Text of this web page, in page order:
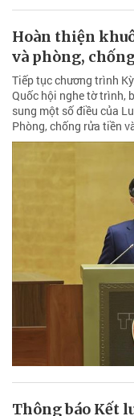
Hoàn thiện
và phòng,
Tiếp tục chương trình
Quốc hội nghe tờ trình,
sung một số điều của
Phòng, chống rửa tiền
Thông báo Kết